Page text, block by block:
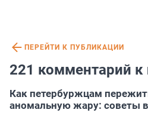
ПЕРЕЙТИ К ПУБЛИКАЦИИ
221 комментарий к
Как петербуржцам
аномальную жару: советы